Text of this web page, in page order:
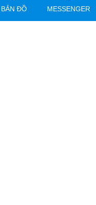
BẢN ĐỒ MESSENGER